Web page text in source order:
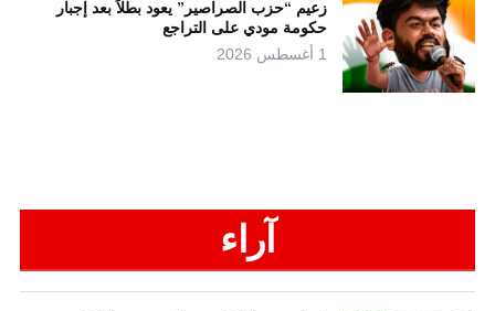
زعيم “حزب الصراصير” يعود بطلاً بعد إجبار
حكومة مودي على التراجع
1 أغسطس 2026
آراء